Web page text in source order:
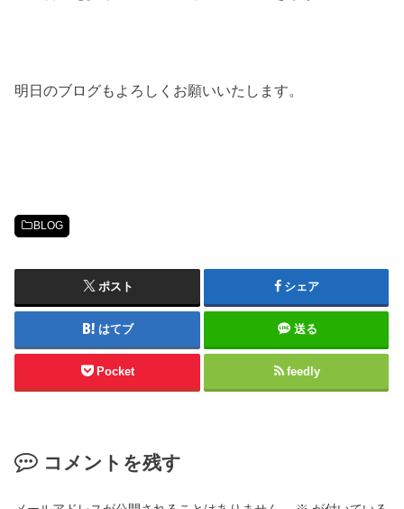
明日のブログもよろしくお願いいたします。
BLOG
ポスト シェア
はてブ 送る
Pocket feedly
コメントを残す